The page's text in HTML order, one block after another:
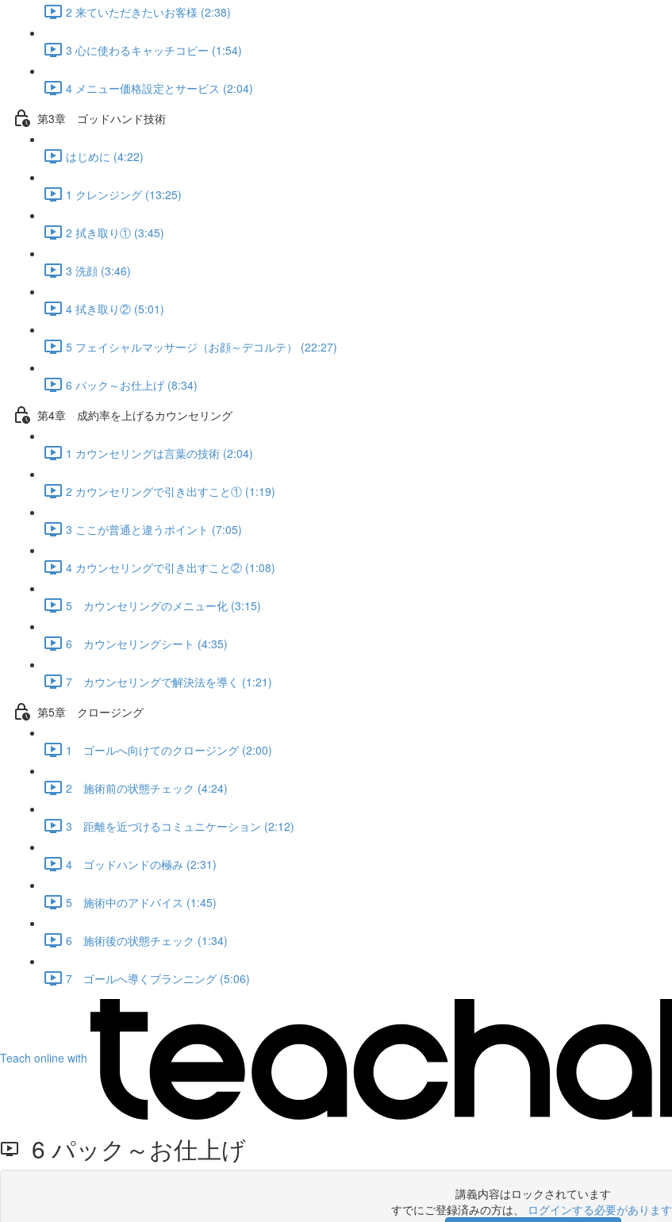
2 来ていただきたいお客様 (2:38)
3 心に使わるキャッチコピー (1:54)
4 メニュー価格設定とサービス (2:04)
第3章 ゴッドハンド技術
はじめに (4:22)
1 クレンジング (13:25)
2 拭き取り① (3:45)
3 洗顔 (3:46)
4 拭き取り② (5:01)
5 フェイシャルマッサージ（お顔～デコルテ） (22:27)
6 パック～お仕上げ (8:34)
第4章 成約率を上げるカウンセリング
1 カウンセリングは言葉の技術 (2:04)
2 カウンセリングで引き出すこと① (1:19)
3 ここが普通と違うポイント (7:05)
4 カウンセリングで引き出すこと② (1:08)
5 カウンセリングのメニュー化 (3:15)
6 カウンセリングシート (4:35)
7 カウンセリングで解決法を導く (1:21)
第5章 クロージング
1 ゴールへ向けてのクロージング (2:00)
2 施術前の状態チェック (4:24)
3 距離を近づけるコミュニケーション (2:12)
4 ゴッドハンドの極み (2:31)
5 施術中のアドバイス (1:45)
6 施術後の状態チェック (1:34)
7 ゴールへ導くプランニング (5:06)
Teach online with
6 パック～お仕上げ
講義内容はロックされています
すでにご登録済みの方は、 ログインする必要があります